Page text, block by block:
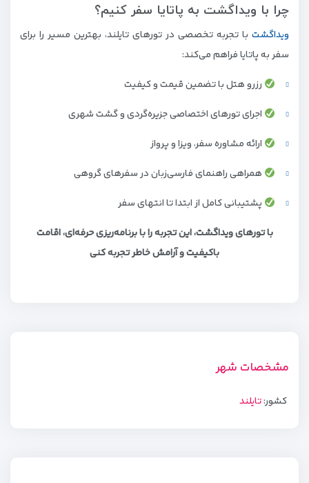
چرا با ویداگشت به پاتایا سفر کنیم؟
ویداگشت با تجربه تخصصی در تورهای تایلند، بهترین مسیر را برای
سفر به پاتایا فراهم می‌کند:
رزرو هتل با تضمین قیمت و کیفیت
اجرای تورهای اختصاصی جزیره‌گردی و گشت شهری
ارائه مشاوره سفر، ویزا و پرواز
همراهی راهنمای فارسی‌زبان در سفرهای گروهی
پشتیبانی کامل از ابتدا تا انتهای سفر
با تورهای ویداگشت، این تجربه را با برنامه‌ریزی حرفه‌ای، اقامت
باکیفیت و آرامش خاطر تجربه کنی
مشخصات شهر
کشور:تایلند